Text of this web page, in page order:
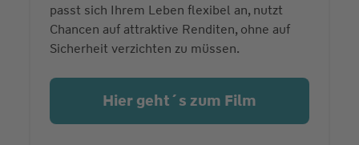
passt sich Ihrem Leben flexibel an, nutzt
Chancen auf attraktive Renditen, ohne auf
Sicherheit verzichten zu müssen.
Hier geht´s zum Film